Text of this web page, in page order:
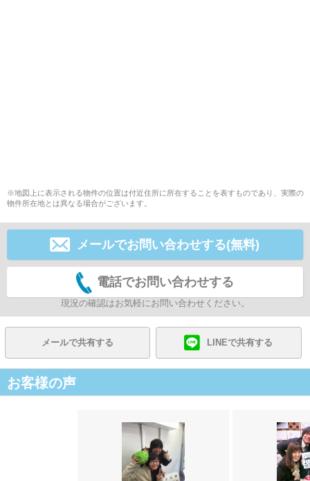
※地図上に表示される物件の位置は付近住所に所在することを表すものであり、実際の
物件所在地とは異なる場合がございます。
メールでお問い合わせする(無料)
電話でお問い合わせする
現況の確認はお気軽にお問い合わせください。
メールで共有する LINEで共有する
お客様の声